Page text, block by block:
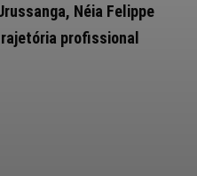
Néia Felippe
profissional